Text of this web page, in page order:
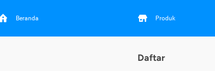
Beranda Produk
Daftar